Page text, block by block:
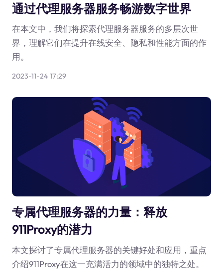
通过代理服务器服务畅游数字世界
在本文中，我们将探索代理服务器服务的多层次世
界，理解它们在提升在线安全、隐私和性能方面的作
用。
2023-11-24 17:29
专属代理服务器的力量：释放
911Proxy的潜力
本文探讨了专属代理服务器的关键好处和应用，重点
介绍911Proxy在这一充满活力的领域中的独特之处。